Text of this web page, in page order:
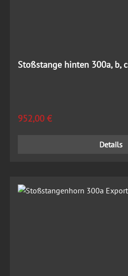
Stoßstange hinten 300a, b, c
Regulärer Preis:
952,00 €
Details